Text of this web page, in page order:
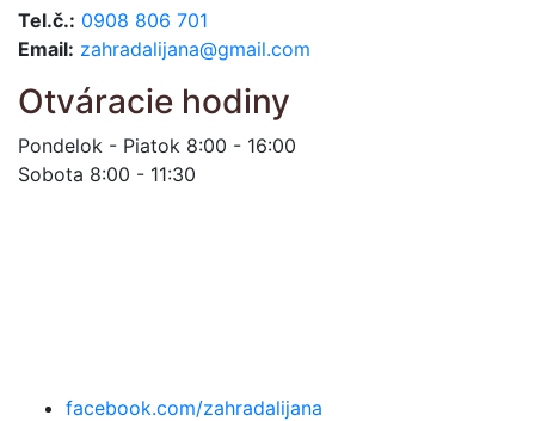
Tel.č.: 0908 806 701
Email: zahradalijana@gmail.com
Otváracie hodiny
Pondelok - Piatok 8:00 - 16:00
Sobota 8:00 - 11:30
facebook.com/zahradalijana